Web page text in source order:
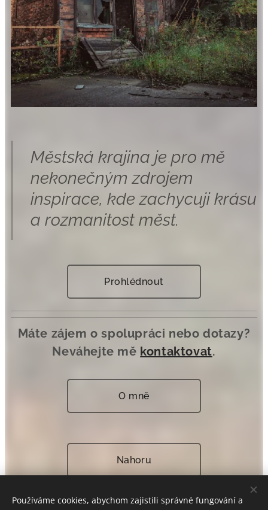
Městská krajina je pro mě
nekonečným zdrojem
inspirace, kde zachycuji krásu
a rozmanitost měst.
Prohlédnout
Máte zájem o spolupráci nebo dotazy?
Neváhejte mě kontaktovat.
O mně
Nahoru
Používáme cookies, abychom zajistili správné fungování a